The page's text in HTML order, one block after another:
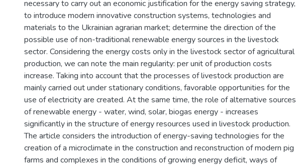
necessary to carry out an economic justification for the energy saving strategy,
to introduce modern innovative construction systems, technologies and
materials to the Ukrainian agrarian market; determine the direction of the
possible use of non-traditional renewable energy sources in the livestock
sector. Considering the energy costs only in the livestock sector of agricultural
production, we can note the main regularity: per unit of production costs
increase. Taking into account that the processes of livestock production are
mainly carried out under stationary conditions, favorable opportunities for the
use of electricity are created. At the same time, the role of alternative sources
of renewable energy - water, wind, solar, biogas energy - increases
significantly in the structure of energy resources used in livestock production.
The article considers the introduction of energy-saving technologies for the
creation of a microclimate in the construction and reconstruction of modern pig
farms and complexes in the conditions of growing energy deficit, ways of